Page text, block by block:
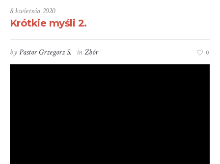
8 kwietnia 2020
Krótkie myśli 2.
byPastor Grzegorz S. inZbór 0